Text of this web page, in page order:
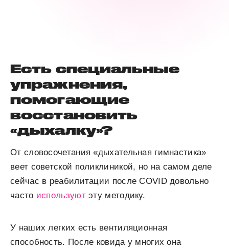
Есть специальные
упражнения,
помогающие
восстановить
«дыхалку»?
От словосочетания «дыхательная гимнастика»
веет советской поликлиникой, но на самом деле
сейчас в реабилитации после COVID довольно
часто используютэту методику.
У наших легких есть вентиляционная
способность. После ковида у многих она